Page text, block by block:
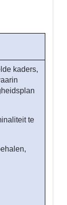
kaders,
te